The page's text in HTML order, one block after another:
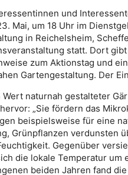
und
Mai, um 18 Uhr im
in Reichelsheim,
statt. Dort gibt
zum Aktionstag und
Gartengestaltung. Der
Wert naturnah gestalteter
„Sie fördern das
beispielsweise für eine
Grünpflanzen verdunsten
Gegenüber
die lokale Temperatur um
beiden Jahren fand